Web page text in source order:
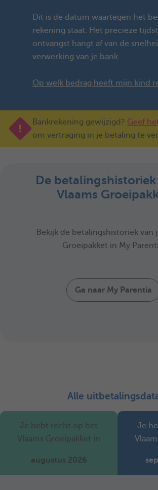
Dit is de datum waartegen het
rekening staat. Het precieze
ontvangst hangt af van de
verwerking van je bank.
Op welk bedrag heeft mijn kind
Bankrekening gewijzigd? Geef
om vertraging in je betaling te
De betalingshistoriek
Vlaams
Bekijk de betalingshistoriek van
Groeipakket in My
Ga naar My Parentia
Alle
Je hebt recht op het
Vlaams Groeipakket in
augustus 2026
Je